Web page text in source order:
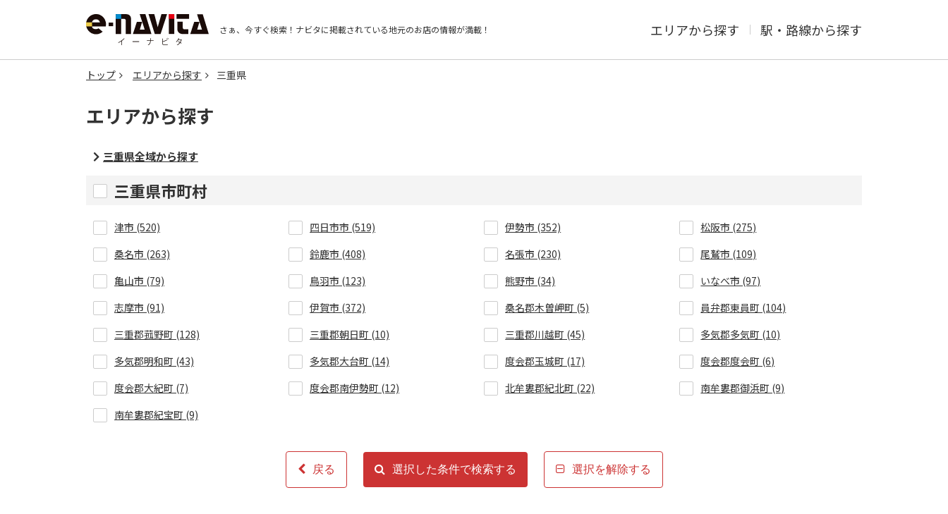
さぁ、今すぐ検索！ ナビタに掲載されている地元のお店の情報が満載！ エリアから探す 駅・路線から探す
トップ エリアから探す 三重県
エリアから探す
三重県全域から探す
三重県市町村
津市 (520) 四日市市 (519) 伊勢市 (352)
松阪市 (275)
桑名市 (263)
鈴鹿市 (408) 名張市 (230)
尾鷲市 (109)
亀山市 (79)
鳥羽市 (123) 熊野市 (34)
いなべ市 (97)
志摩市 (91)
伊賀市 (372) 桑名郡木曽岬町 (5)
員弁郡東員町 (104)
三重郡菰野町 (128)
三重郡朝日町 (10) 三重郡川越町 (45)
多気郡多気町 (10)
多気郡明和町 (43)
多気郡大台町 (14) 度会郡玉城町 (17)
度会郡度会町 (6)
度会郡大紀町 (7)
度会郡南伊勢町 (12) 北牟婁郡紀北町 (22)
南牟婁郡御浜町 (9)
南牟婁郡紀宝町 (9)
戻る 選択した条件で検索する 選択を解除する